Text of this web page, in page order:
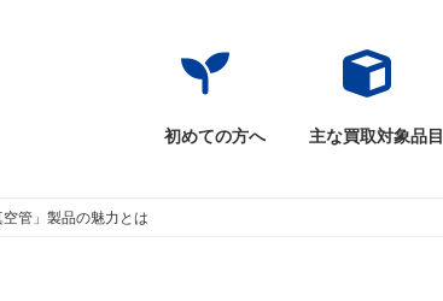
初めての方へ 主な買取対象品目
管」製品の魅力とは